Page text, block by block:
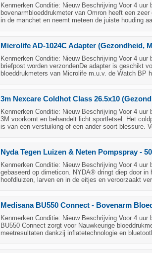
Kenmerken Conditie: Nieuw Beschrijving Voor 4
bovenarmbloeddrukmeter van Omron heeft een
in de manchet en neemt meteen de juiste houding
Microlife AD-1024C Adapter (Gezondheid,
Kenmerken Conditie: Nieuw Beschrijving Voor 4
briefpost worden verzondenDe adapter is geschikt
bloeddrukmeters van Microlife m.u.v. de Watch BP
3m Nexcare Coldhot Class 26.5x10
Kenmerken Conditie: Nieuw Beschrijving Voor 4
3M voorkomt en behandelt licht sportletsel. Het
is van een verstuiking of een ander soort blessure.
Nyda Tegen Luizen & Neten Pompspray -
Kenmerken Conditie: Nieuw Beschrijving Voor 4
gebaseerd op dimeticon. NYDA® dringt diep door
hoofdluizen, larven en in de eitjes en veroorzaakt
Medisana BU550 Connect - Bovenarm
Kenmerken Conditie: Nieuw Beschrijving Voor 4
BU550 Connect zorgt voor Nauwkeurige
meetresultaten dankzij inflatetechnologie en